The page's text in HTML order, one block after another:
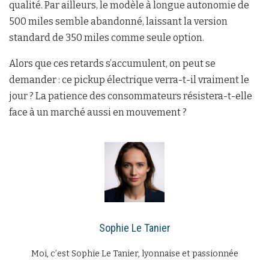
qualité. Par ailleurs, le modèle à longue autonomie de
500 miles semble abandonné, laissant la version
standard de 350 miles comme seule option.
Alors que ces retards s’accumulent, on peut se
demander : ce pickup électrique verra-t-il vraiment le
jour ? La patience des consommateurs résistera-t-elle
face à un marché aussi en mouvement ?
Sophie Le Tanier
Moi, c’est Sophie Le Tanier, lyonnaise et passionnée